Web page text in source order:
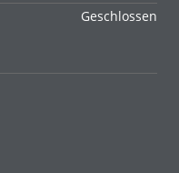
Geschlossen